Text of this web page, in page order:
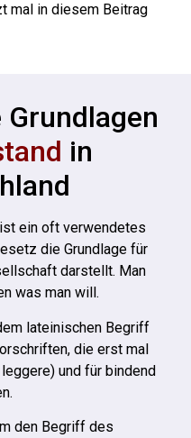
mal in diesem Beitrag
in
ein oft verwendetes
die Grundlage für
darstellt. Man
was man will.
lateinischen Begriff
die erst mal
und für bindend
den Begriff des